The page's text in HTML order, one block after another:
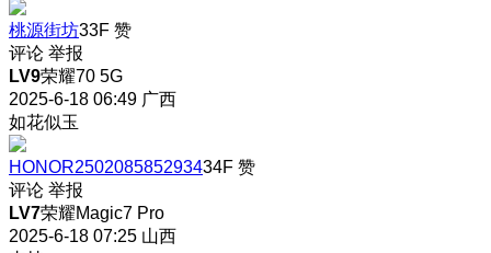
桃源街坊33F 赞
评论 举报
LV9荣耀70 5G
2025-6-18 06:49 广西
如花似玉
HONOR250208585293434F 赞
评论 举报
LV7荣耀Magic7 Pro
2025-6-18 07:25 山西